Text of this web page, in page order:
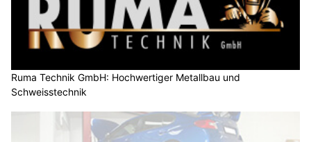
Ruma Technik GmbH: Hochwertiger Metallbau und
Schweisstechnik